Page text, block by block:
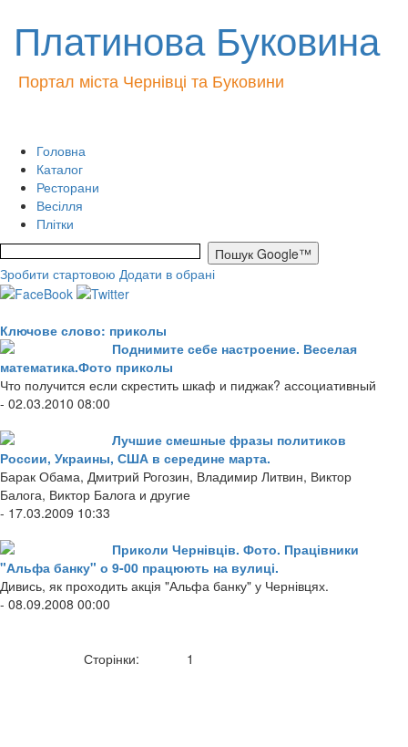
Платинова Буковина
Портал міста Чернівці та Буковини
Головна
Каталог
Ресторани
Весілля
Плітки
Зробити стартовою Додати в обрані
Ключове слово: приколы
Поднимите себе настроение. Веселая
математика.Фото приколы
Что получится если скрестить шкаф и пиджак? ассоциативный
- 02.03.2010 08:00
Лучшие смешные фразы политиков
России, Украины, США в середине марта.
Барак Обама, Дмитрий Рогозин, Владимир Литвин, Виктор
Балога, Виктор Балога и другие
- 17.03.2009 10:33
Приколи Чернівців. Фото. Працівники
"Альфа банку" о 9-00 працюють на вулиці.
Дивись, як проходить акція "Альфа банку" у Чернівцях.
- 08.09.2008 00:00
Сторінки: 1